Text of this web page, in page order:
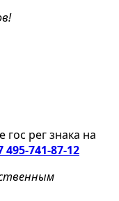
гос рег знака на
495-741-87-12